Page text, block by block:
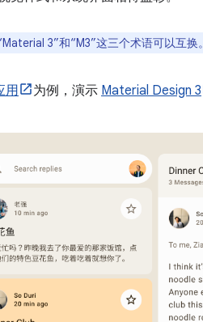
3”和“M3”这三个术语可以互换。
用 为例，演示 Material Design 3